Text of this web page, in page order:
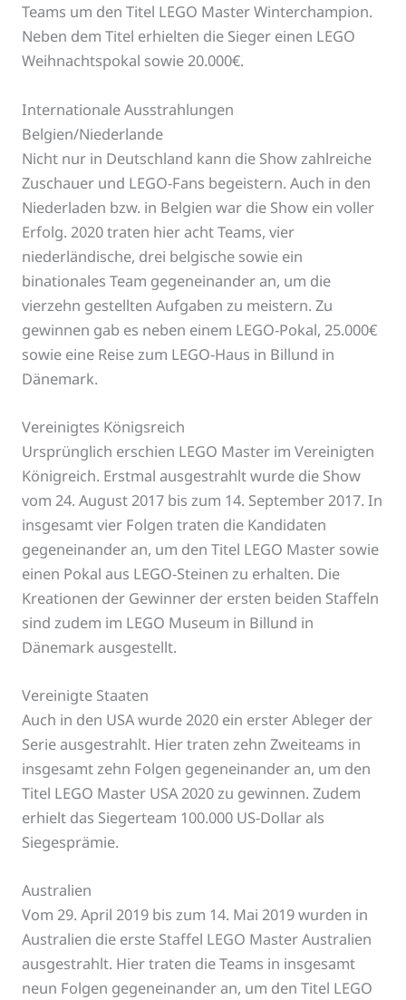
Teams um den Titel LEGO Master Winterchampion.
Neben dem Titel erhielten die Sieger einen LEGO
Weihnachtspokal sowie 20.000€.
Internationale Ausstrahlungen
Belgien/Niederlande
Nicht nur in Deutschland kann die Show zahlreiche
Zuschauer und LEGO-Fans begeistern. Auch in den
Niederladen bzw. in Belgien war die Show ein voller
Erfolg. 2020 traten hier acht Teams, vier
niederländische, drei belgische sowie ein
binationales Team gegeneinander an, um die
vierzehn gestellten Aufgaben zu meistern. Zu
gewinnen gab es neben einem LEGO-Pokal, 25.000€
sowie eine Reise zum LEGO-Haus in Billund in
Dänemark.
Vereinigtes Königsreich
Ursprünglich erschien LEGO Master im Vereinigten
Königreich. Erstmal ausgestrahlt wurde die Show
vom 24. August 2017 bis zum 14. September 2017. In
insgesamt vier Folgen traten die Kandidaten
gegeneinander an, um den Titel LEGO Master sowie
einen Pokal aus LEGO-Steinen zu erhalten. Die
Kreationen der Gewinner der ersten beiden Staffeln
sind zudem im LEGO Museum in Billund in
Dänemark ausgestellt.
Vereinigte Staaten
Auch in den USA wurde 2020 ein erster Ableger der
Serie ausgestrahlt. Hier traten zehn Zweiteams in
insgesamt zehn Folgen gegeneinander an, um den
Titel LEGO Master USA 2020 zu gewinnen. Zudem
erhielt das Siegerteam 100.000 US-Dollar als
Siegesprämie.
Australien
Vom 29. April 2019 bis zum 14. Mai 2019 wurden in
Australien die erste Staffel LEGO Master Australien
ausgestrahlt. Hier traten die Teams in insgesamt
neun Folgen gegeneinander an, um den Titel LEGO